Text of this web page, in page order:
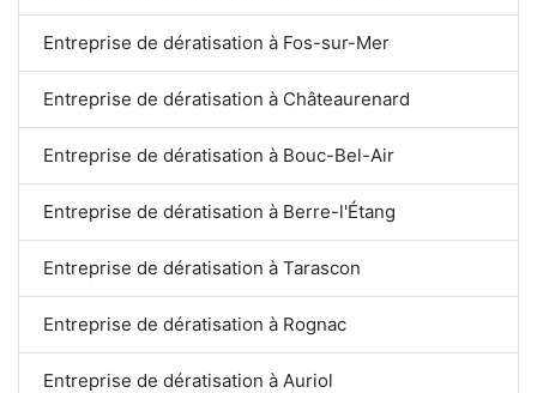
Entreprise de dératisation à Fos-sur-Mer
Entreprise de dératisation à Châteaurenard
Entreprise de dératisation à Bouc-Bel-Air
Entreprise de dératisation à Berre-l'Étang
Entreprise de dératisation à Tarascon
Entreprise de dératisation à Rognac
Entreprise de dératisation à Auriol